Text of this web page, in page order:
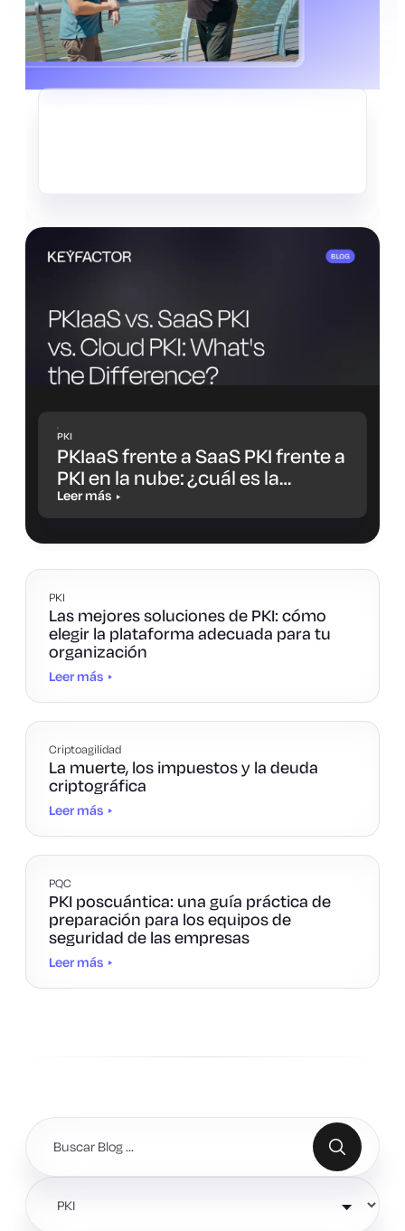
PKI
PKIaaS frente a SaaS PKI frente a
PKI en la nube: ¿cuál es la
diferencia y cuál es la opción
más adecuada para ti?
Leer más
PKI
Las mejores soluciones de PKI: cómo
elegir la plataforma adecuada para tu
organización
Leer más
Criptoagilidad
La muerte, los impuestos y la deuda
criptográfica
Leer más
PQC
PKI poscuántica: una guía práctica de
preparación para los equipos de
seguridad de las empresas
Leer más